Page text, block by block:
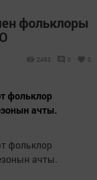
фольклоры
2463 0 0
фольклор
ачты.
фольклор
ачты.